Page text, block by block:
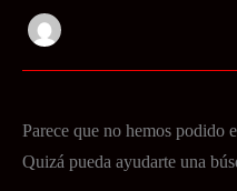
Parece que no hemos podido
Quizá pueda ayudarte una